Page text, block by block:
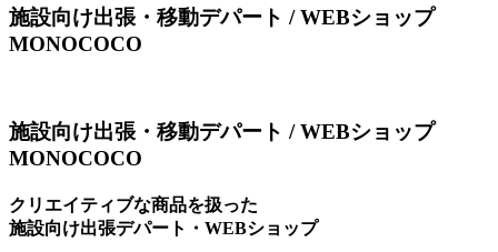
施設向け出張・移動デパート / WEBショップ
MONOCOCO
施設向け出張・移動デパート / WEBショップ
MONOCOCO
クリエイティブな商品を扱った
施設向け出張デパート・WEBショップ